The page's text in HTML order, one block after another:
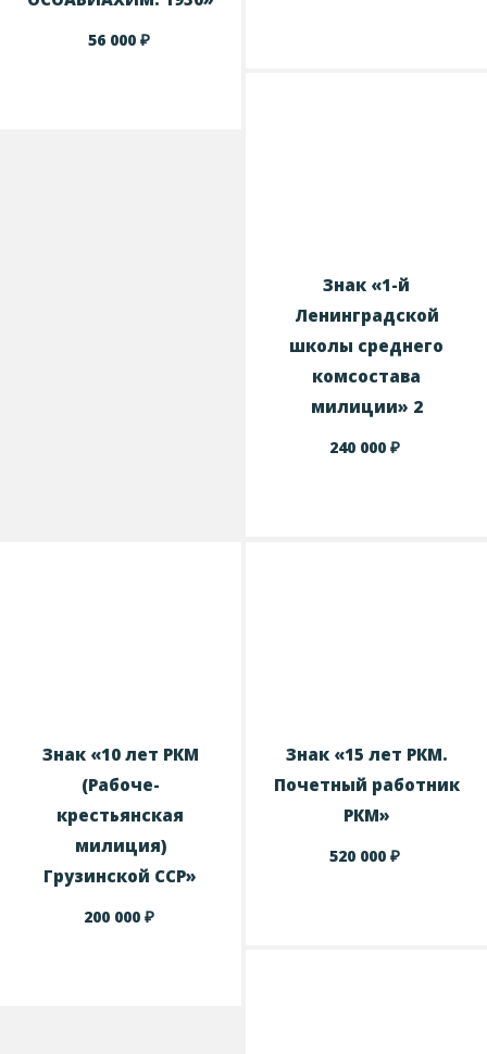
56 000 ₽
Знак «1-й
Ленинградской
школы среднего
комсостава
милиции» 2
240 000₽
Знак «10 лет РКМ
(Рабоче-
крестьянская
милиция)
Грузинской ССР»
200 000 ₽
Знак «15 лет РКМ.
Почетный работник
РКМ»
520 000₽